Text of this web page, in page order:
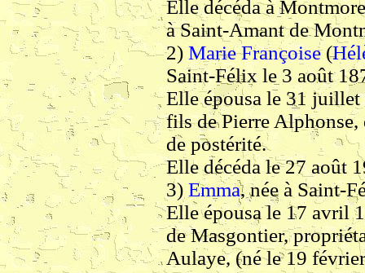
Elle décéda à
à Saint-Amant de
2) Marie Françoise(
Saint-Félix le 3 août
Elle épousa le 31 juillet
fils de Pierre Alphonse,
de postérité.
Elle décéda le 27 août
3) Emma, née à Saint-
Elle épousa le 17 avril
de Masgontier,
Aulaye, (né le 19